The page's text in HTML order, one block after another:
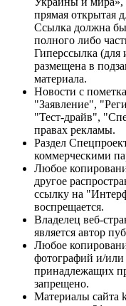
прямая открытая
Ссылка должна
полного либо
Гиперссылка (для
размещена в
материала.
Новости с
"Заявление",
"Тест-драйв",
правах рекламы.
Раздел
коммерческими
Любое
другое
ссылку на
воспрещается.
Владелец веб-
является автор
Любое
фотографий и/или
принадлежащих
запрещено.
Материалы сайта